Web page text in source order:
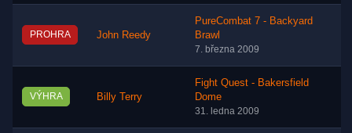
PROHRA John Reedy
PureCombat 7 - Backyard
Brawl
7. března 2009
VÝHRA Billy Terry
Fight Quest - Bakersfield
Dome
31. ledna 2009